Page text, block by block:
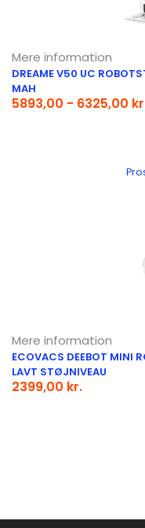
Mere information
DREAME V50 UC
MAH
5893,00 - 6325,00
Mere information
ECOVACS DEEBOT MINI
LAVT STØJNIVEAU
2399,00 kr.